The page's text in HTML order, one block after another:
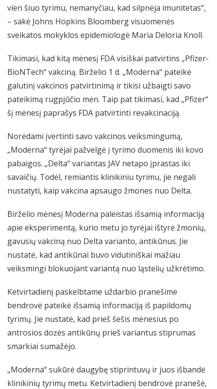
vien šiuo tyrimu, nemanyčiau, kad silpnėja imunitetas“,
– sakė Johns Hopkins Bloomberg visuomenės
sveikatos mokyklos epidemiologė Maria Deloria Knoll.
Tikimasi, kad kitą mėnesį FDA visiškai patvirtins „Pfizer-
BioNTech“ vakciną. Birželio 1 d. „Moderna“ pateikė
galutinį vakcinos patvirtinimą ir tikisi užbaigti savo
pateikimą rugpjūčio mėn. Taip pat tikimasi, kad „Pfizer“
šį mėnesį paprašys FDA patvirtinti revakcinaciją.
Norėdami įvertinti savo vakcinos veiksmingumą,
„Moderna“ tyrėjai pažvelgė į tyrimo duomenis iki kovo
pabaigos. „Delta“ variantas JAV netapo įprastas iki
savaičių. Todėl, remiantis klinikiniu tyrimu, jie negali
nustatyti, kaip vakcina apsaugo žmones nuo Delta.
Birželio mėnesį Moderna paleistas išsamią informaciją
apie eksperimentą, kurio metu jo tyrėjai ištyrė žmonių,
gavusių vakciną nuo Delta varianto, antikūnus. Jie
nustatė, kad antikūnai buvo vidutiniškai mažiau
veiksmingi blokuojant variantą nuo ląstelių užkrėtimo.
Ketvirtadienį paskelbtame uždarbio pranešime
bendrovė pateikė išsamią informaciją iš papildomų
tyrimų. Jie nustatė, kad prieš šešis mėnesius po
antrosios dozės antikūnų prieš variantus stiprumas
smarkiai sumažėjo.
„Moderna“ sukūrė daugybę stiprintuvų ir juos išbandė
klinikinių tyrimų metu. Ketvirtadienį bendrovė pranešė,